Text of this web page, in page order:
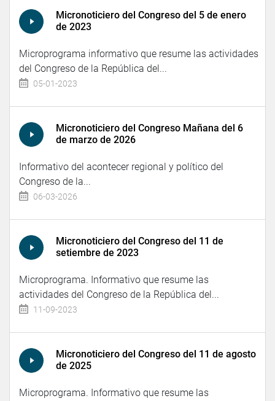
Micronoticiero del Congreso del 5 de enero
de 2023
Microprograma informativo que resume las actividades
del Congreso de la República del...
05-01-2023
Micronoticiero del Congreso Mañana del 6
de marzo de 2026
Informativo del acontecer regional y político del
Congreso de la...
06-03-2026
Micronoticiero del Congreso del 11 de
setiembre de 2023
Microprograma. Informativo que resume las
actividades del Congreso de la República del...
11-09-2023
Micronoticiero del Congreso del 11 de agosto
de 2025
Microprograma. Informativo que resume las